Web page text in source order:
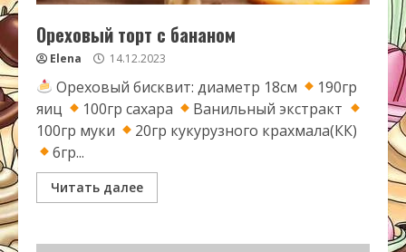
Ореховый торт с бананом
Elena 14.12.2023
Ореховый бисквит: диаметр 18см
190гр
яиц
100гр сахара
Ванильный экстракт
100гр муки
20гр кукурузного крахмала(КК)
6гр...
Читать далее